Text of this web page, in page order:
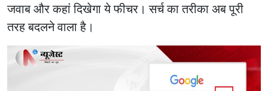
जवाब और कहां दिखेगा ये फीचर। सर्च का तरीका अब पूरी
तरह बदलने वाला है।